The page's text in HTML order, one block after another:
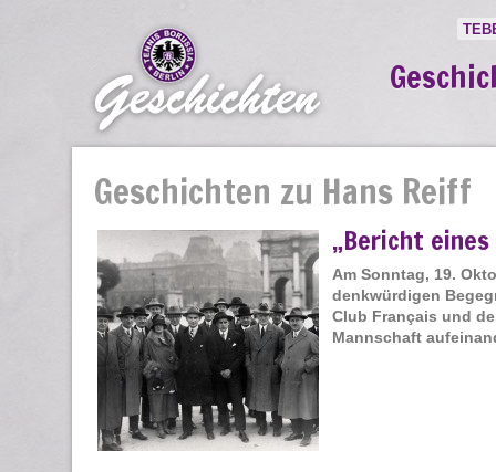
Geschichten zu Hans Reiff
„Bericht
Am Sonntag, 19.
denkwürdigen
Club Français und
Mannschaft